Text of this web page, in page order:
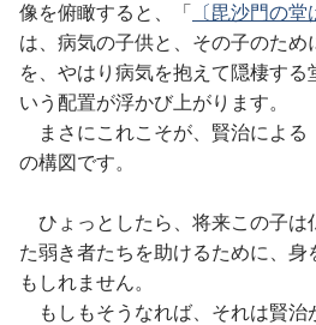
像を俯瞰すると、「
〔毘沙門の堂
は、病気の子供と、その子のため
を、やはり病気を抱えて隠棲する
いう配置が浮かび上がります。
まさにこれこそが、賢治による
の構図です。
ひょっとしたら、将来この子は
た弱き者たちを助けるために、
もしれません。
もしもそうなれば、それは賢治